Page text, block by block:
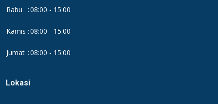
Rabu :08:00 - 15:00
Kamis :08:00 - 15:00
Jumat :08:00 - 15:00
Lokasi